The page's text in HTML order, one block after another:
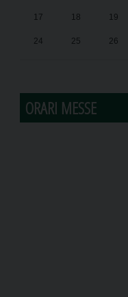
17 18 19
24 25 26
ORARI MESSE